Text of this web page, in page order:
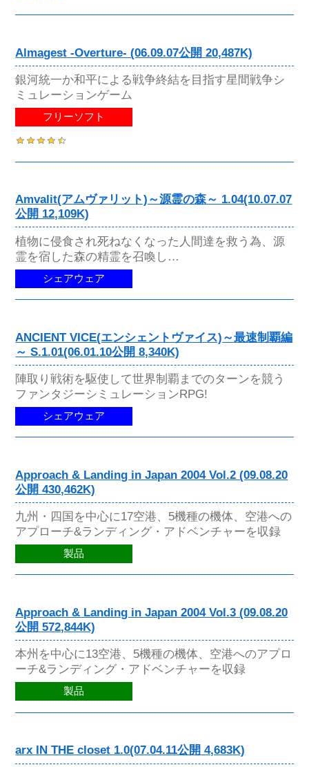
Almagest -Overture- (06.09.07公開 20,487K)
銀河統一か和平による戦争終結を目指す星間戦争シ
ミュレーションゲーム
フリーソフト
Amvalit(アムヴァリット)～源霊の森～ 1.04(10.07.07
公開 12,109K)
植物に侵食され死ねなくなった人間達を救う為、源
霊を宿した森の精霊を召喚し…
シェアウェア
ANCIENT VICE(エンシェントヴァイス)～最速制覇編
～ S.1.01(06.01.10公開 8,340K)
陣取り戦術を駆使して世界制覇までのターンを競う
ファンタジーシミュレーションRPG!
シェアウェア
Approach & Landing in Japan 2004 Vol.2 (09.08.20
公開 430,462K)
九州・四国を中心に17空港、5機種の機体、空港への
アプローチ&ランディング・アドベンチャーを収録
製品
Approach & Landing in Japan 2004 Vol.3 (09.08.20
公開 572,844K)
本州を中心に13空港、5機種の機体、空港へのアプロ
ーチ&ランディング・アドベンチャーを収録
製品
arx IN THE closet 1.0(07.04.11公開 4,683K)